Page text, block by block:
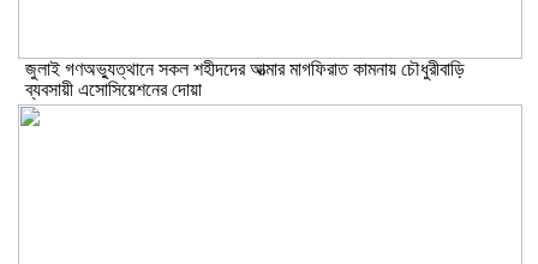
জুলাই গণঅভ্যুত্থানে সকল শহীদদের আত্মার মাগফিরাত কামনায় চৌধুরীবাড়ি
ব্যবসায়ী এসোসিয়েশনের দোয়া